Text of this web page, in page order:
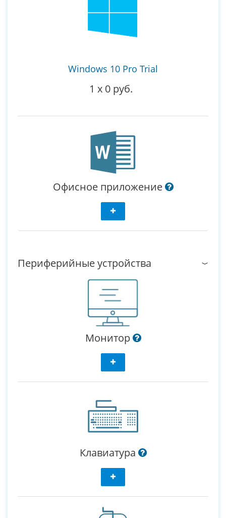
Windows 10 Pro Trial
1 x 0 руб.
Офисное приложение
Периферийные устройства
Монитор
Клавиатура